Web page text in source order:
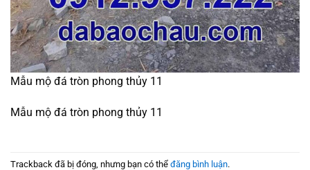
Mẫu mộ đá tròn phong thủy 11
Mẫu mộ đá tròn phong thủy 11
Trackback đã bị đóng, nhưng bạn có thể đăng bình luận.